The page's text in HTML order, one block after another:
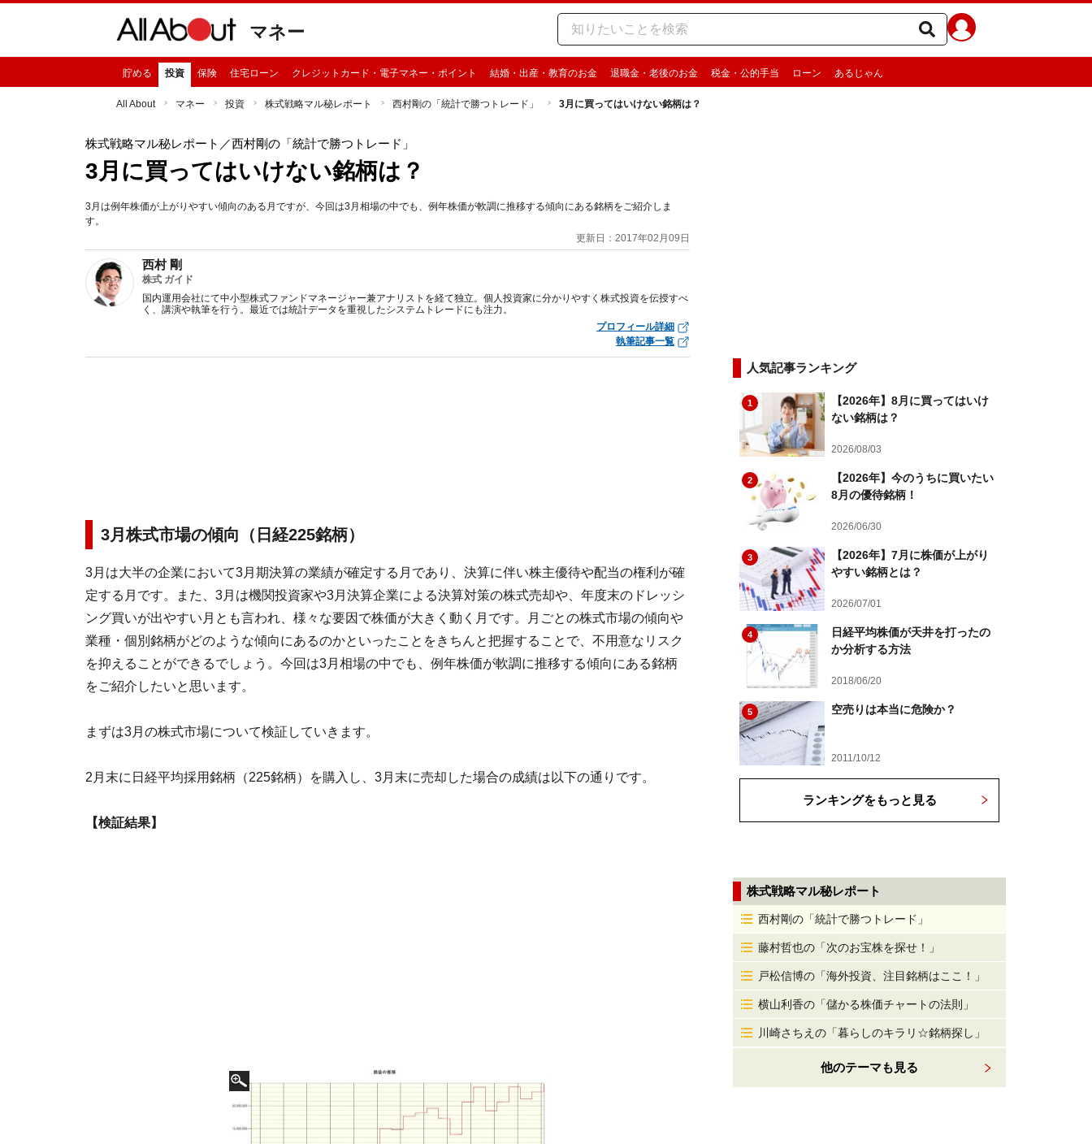
マネー
貯める 投資 保険 住宅ローン クレジットカード・電子マネー・ポイント 結婚・出産・教育のお金 退職金・老後のお金 税金・公的手当 ローン あるじゃん
All About マネー 投資 株式戦略マル秘レポート 西村剛の「統計で勝つトレード」 3月に買ってはいけない銘柄は？
株式戦略マル秘レポート ／西村剛の「統計で勝つトレード」
3月に買ってはいけない銘柄は？
3月は例年株価が上がりやすい傾向のある月ですが、今回は3月相場の中でも、例年株価が軟調に推移する傾向にある銘柄をご紹介しま
す。
更新日：2017年02月09日
西村 剛
株式 ガイド
国内運用会社にて中小型株式ファンドマネージャー兼アナリストを経て独立。個人投資家に分かりやすく株式投資を伝授すべ
く、講演や執筆を行う。最近では統計データを重視したシステムトレードにも注力。
プロフィール詳細
執筆記事一覧
3月株式市場の傾向（日経225銘柄）
3月は大半の企業において3月期決算の業績が確定する月であり、決算に伴い株主優待や配当の権利が確
定する月です。また、3月は機関投資家や3月決算企業による決算対策の株式売却や、年度末のドレッシ
ング買いが出やすい月とも言われ、様々な要因で株価が大きく動く月です。月ごとの株式市場の傾向や
業種・個別銘柄がどのような傾向にあるのかといったことをきちんと把握することで、不用意なリスク
を抑えることができるでしょう。今回は3月相場の中でも、例年株価が軟調に推移する傾向にある銘柄
をご紹介したいと思います。
まずは3月の株式市場について検証していきます。
2月末に日経平均採用銘柄（225銘柄）を購入し、3月末に売却した場合の成績は以下の通りです。
【検証結果】
人気記事ランキング
1
【2026年】8月に買ってはいけ
ない銘柄は？
2026/08/03
2
【2026年】今のうちに買いたい
8月の優待銘柄！
2026/06/30
3
【2026年】7月に株価が上がり
やすい銘柄とは？
2026/07/01
4
日経平均株価が天井を打ったの
か分析する方法
2018/06/20
5 空売りは本当に危険か？
2011/10/12
ランキングをもっと見る
株式戦略マル秘レポート
西村剛の「統計で勝つトレード」
藤村哲也の「次のお宝株を探せ！」
戸松信博の「海外投資、注目銘柄はここ！」
横山利香の「儲かる株価チャートの法則」
川崎さちえの「暮らしのキラリ☆銘柄探し」
他のテーマも見る